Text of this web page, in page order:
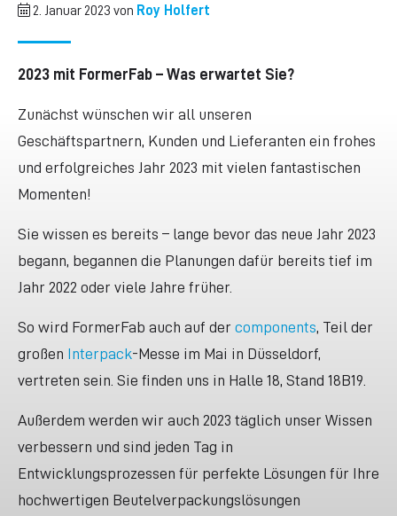
2. Januar 2023 von Roy Holfert
2023 mit FormerFab – Was erwartet Sie?
Zunächst wünschen wir all unseren
Geschäftspartnern, Kunden und Lieferanten ein frohes
und erfolgreiches Jahr 2023 mit vielen fantastischen
Momenten!
Sie wissen es bereits – lange bevor das neue Jahr 2023
begann, begannen die Planungen dafür bereits tief im
Jahr 2022 oder viele Jahre früher.
So wird FormerFab auch auf der components, Teil der
großen Interpack-Messe im Mai in Düsseldorf,
vertreten sein. Sie finden uns in Halle 18, Stand 18B19.
Außerdem werden wir auch 2023 täglich unser Wissen
verbessern und sind jeden Tag in
Entwicklungsprozessen für perfekte Lösungen für Ihre
hochwertigen Beutelverpackungslösungen